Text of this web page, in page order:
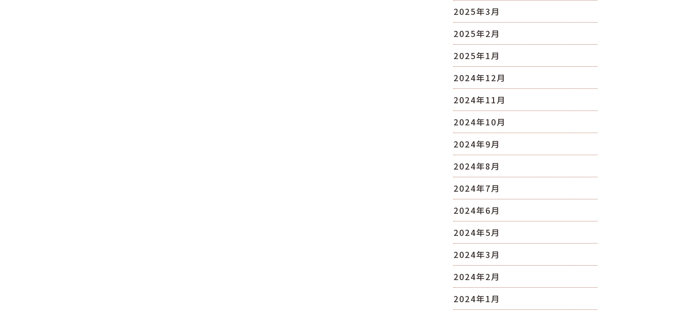
2025年3月
2025年2月
2025年1月
2024年12月
2024年11月
2024年10月
2024年9月
2024年8月
2024年7月
2024年6月
2024年5月
2024年3月
2024年2月
2024年1月